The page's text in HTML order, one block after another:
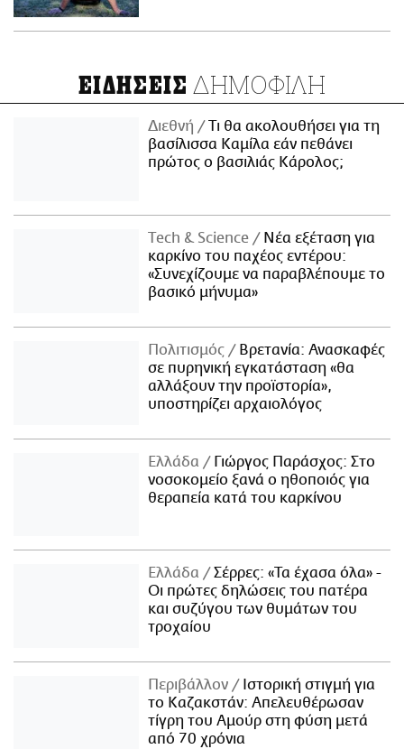
ΕΙΔΗΣΕΙΣ ΔΗΜΟΦΙΛΗ
Διεθνή
Τι θα ακολουθήσει για τη
βασίλισσα Καμίλα εάν πεθάνει
πρώτος ο βασιλιάς Κάρολος;
Τech & Science
Νέα εξέταση για
καρκίνο του παχέος εντέρου:
«Συνεχίζουμε να παραβλέπουμε το
βασικό μήνυμα»
Πολιτισμός
Βρετανία: Ανασκαφές
σε πυρηνική εγκατάσταση «θα
αλλάξουν την προϊστορία»,
υποστηρίζει αρχαιολόγος
Ελλάδα
Γιώργος Παράσχος: Στο
νοσοκομείο ξανά ο ηθοποιός για
θεραπεία κατά του καρκίνου
Ελλάδα
Σέρρες: «Τα έχασα όλα» -
Οι πρώτες δηλώσεις του πατέρα
και συζύγου των θυμάτων του
τροχαίου
Περιβάλλον
Ιστορική στιγμή για
το Καζακστάν: Απελευθέρωσαν
τίγρη του Αμούρ στη φύση μετά
από 70 χρόνια